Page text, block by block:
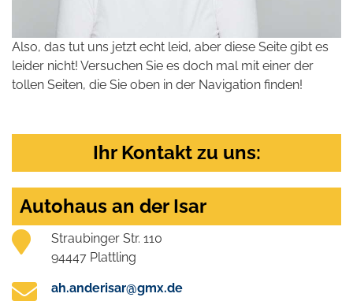
Also, das tut uns jetzt echt leid, aber diese Seite gibt es
leider nicht! Versuchen Sie es doch mal mit einer der
tollen Seiten, die Sie oben in der Navigation finden!
Ihr Kontakt zu uns:
Autohaus an der Isar
Straubinger Str. 110
94447 Plattling
ah.anderisar@gmx.de